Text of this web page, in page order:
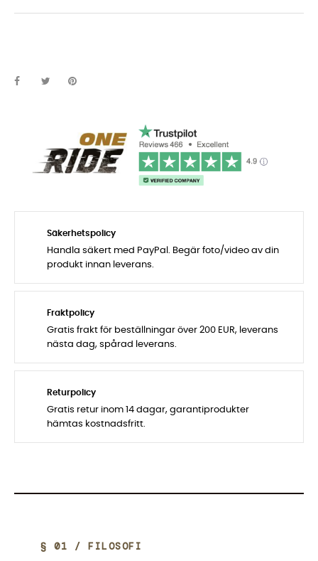
Säkerhetspolicy
Handla säkert med PayPal. Begär foto/video av din
produkt innan leverans.
Fraktpolicy
Gratis frakt för beställningar över 200 EUR, leverans
nästa dag, spårad leverans.
Returpolicy
Gratis retur inom 14 dagar, garantiprodukter
hämtas kostnadsfritt.
§ 01 / FILOSOFI